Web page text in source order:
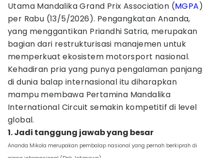
Utama Mandalika Grand Prix Association (MGPA)
per Rabu (13/5/2026). Pengangkatan Ananda,
yang menggantikan Priandhi Satria, merupakan
bagian dari restrukturisasi manajemen untuk
memperkuat ekosistem motorsport nasional.
Kehadiran pria yang punya pengalaman panjang
di dunia balap internasional itu diharapkan
mampu membawa Pertamina Mandalika
International Circuit semakin kompetitif di level
global.
1. Jadi tanggung jawab yang besar
Ananda Mikola merupakan pembalap nasional yang pernah berkiprah di